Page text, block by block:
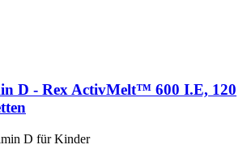
D -​ Rex ActivMelt™ 600 I.E, 120
D für Kinder